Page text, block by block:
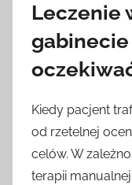
Leczenie
Kiedy pacjent
od rzetelnej
celów. W
terapii